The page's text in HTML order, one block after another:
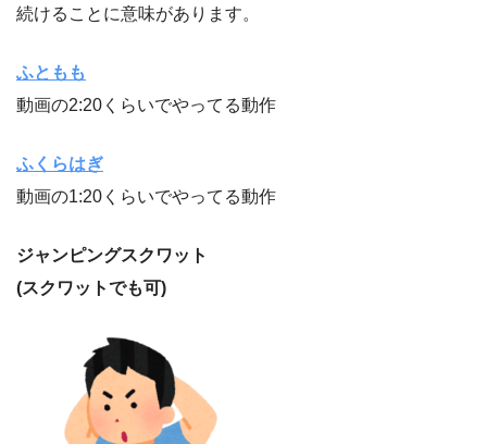
続けることに意味があります。
ふともも
動画の2:20くらいでやってる動作
ふくらはぎ
動画の1:20くらいでやってる動作
ジャンピングスクワット
(スクワットでも可)